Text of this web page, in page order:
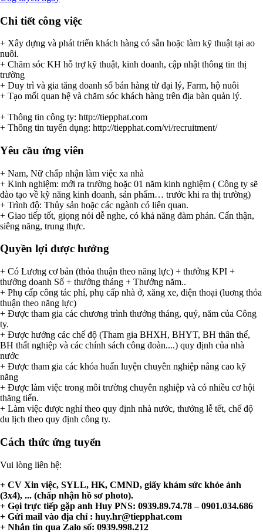
Chi tiết công việc
+ Xây dựng và phát triển khách hàng có sắn hoặc làm kỹ thuật tại ao
nuôi.
+ Chăm sóc KH hỗ trợ kỹ thuật, kinh doanh, cập nhật thông tin thị
trường
+ Duy trì và gia tăng doanh số bán hàng từ đại lý, Farm, hộ nuôi
+ Tạo mối quan hệ và chăm sóc khách hàng trên địa bàn quản lý.
+ Thông tin công ty: http://tiepphat.com
+ Thông tin tuyển dụng: http://tiepphat.com/vi/recruitment/
Yêu cầu ứng viên
+ Nam, Nữ chấp nhận làm việc xa nhà
+ Kinh nghiệm: mới ra trường hoặc 01 năm kinh nghiệm ( Công ty sẽ
đào tạo về kỹ năng kinh doanh, sản phẩm… trước khi ra thị trường)
+ Trình độ: Thủy sản hoặc các ngành có liên quan.
+ Giao tiếp tốt, giọng nói dễ nghe, có khả năng đàm phán. Cẩn thận,
siêng năng, trung thực.
Quyền lợi được hưởng
+ Có Lương cơ bản (thỏa thuận theo năng lực) + thưởng KPI +
thưởng doanh Số + thưởng tháng + Thưởng năm..
+ Phụ cấp công tác phí, phụ cấp nhà ở, xăng xe, điện thoại (luơng thỏa
thuận theo năng lực)
+ Được tham gia các chương trình thưởng tháng, quý, năm của Công
ty.
+ Được hưởng các chế độ (Tham gia BHXH, BHYT, BH thân thể,
BH thất nghiệp và các chính sách công đoàn....) quy định của nhà
nước
+ Được tham gia các khóa huấn luyện chuyên nghiệp nâng cao kỹ
năng
+ Được làm việc trong môi trường chuyên nghiệp và có nhiều cơ hội
thăng tiến.
+ Làm việc được nghỉ theo quy định nhà nước, thưởng lễ tết, chế độ
du lịch theo quy định công ty.
Cách thức ứng tuyển
Vui lòng liên hệ:
+ CV Xin việc, SYLL, HK, CMND, giấy khám sức khỏe ảnh
(3x4), ... (chấp nhận hồ sơ photo).
+ Gọi trực tiếp gặp anh Huy PNS: 0939.89.74.78 – 0901.034.686
+ Gửi mail vào địa chỉ : huy.hr@tiepphat.com
+ Nhắn tin qua Zalo số: 0939.998.212